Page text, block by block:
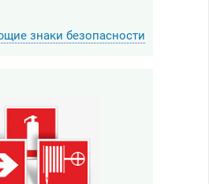
знаки безопасности